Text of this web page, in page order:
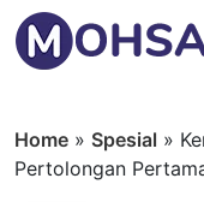
Home » Spesial »
Pertolongan